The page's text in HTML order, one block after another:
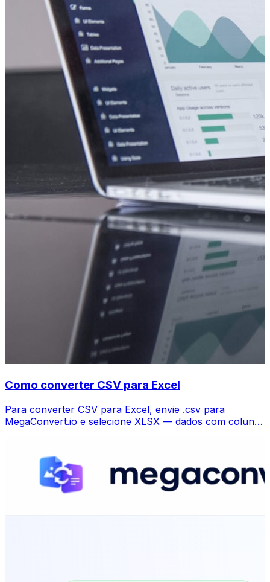
Como converter CSV para Excel
Para converter CSV para Excel, envie .csv para
MegaConvert.io e selecione XLSX — dados com colunas